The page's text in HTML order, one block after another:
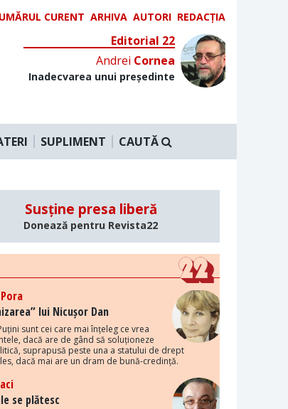
CURENT ARHIVA AUTORI REDACȚIA
Editorial 22
Andrei Cornea
Inadecvarea unui președinte
SUPLIMENT CAUTĂ
Susține presa liberă
Donează pentru Revista22
Pora
lui Nicușor Dan
sunt cei care mai înțeleg ce vrea
dacă are de gând să soluționeze
suprapusă peste una a statului de drept
dacă mai are un dram de bună-credință.
se plătesc